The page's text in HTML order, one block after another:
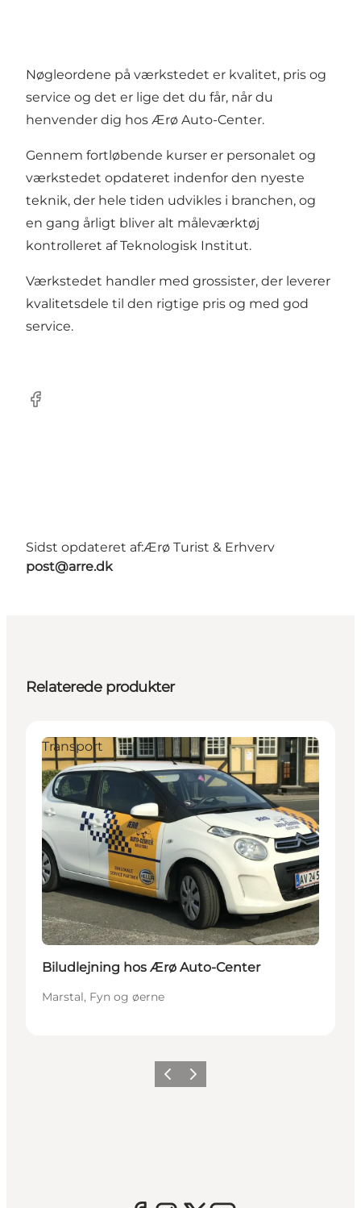
Nøgleordene på værkstedet er kvalitet, pris og
service og det er lige det du får, når du
henvender dig hos Ærø Auto-Center.
Gennem fortløbende kurser er personalet og
værkstedet opdateret indenfor den nyeste
teknik, der hele tiden udvikles i branchen, og
en gang årligt bliver alt måleværktøj
kontrolleret af Teknologisk Institut.
Værkstedet handler med grossister, der leverer
kvalitetsdele til den rigtige pris og med god
service.
Facebook
Sidst opdateret af:Ærø Turist & Erhverv
post@arre.dk
Relaterede produkter
Transport
Biludlejning hos Ærø Auto-Center
Marstal, Fyn og øerne
ForrigeNæste